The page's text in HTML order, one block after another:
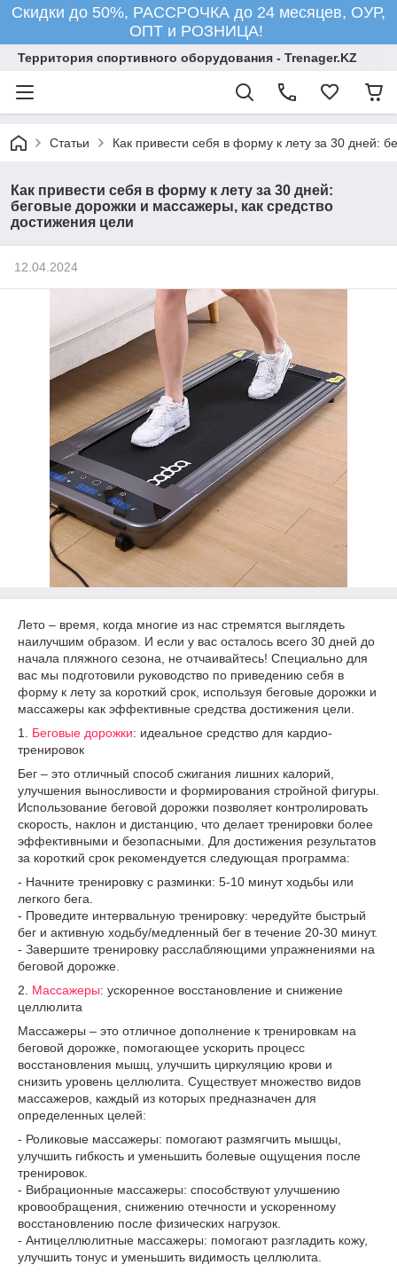
Скидки до 50%, РАССРОЧКА до 24 месяцев, ОУР,
ОПТ и РОЗНИЦА!
Территория спортивного оборудования - Trenager.KZ
Статьи Как привести себя в форму к лету за 30 дней:
Как привести себя в форму к лету за 30 дней:
беговые дорожки и массажеры, как средство
достижения цели
12.04.2024
Лето – время, когда многие из нас стремятся выглядеть
наилучшим образом. И если у вас осталось всего 30 дней до
начала пляжного сезона, не отчаивайтесь! Специально для
вас мы подготовили руководство по приведению себя в
форму к лету за короткий срок, используя беговые дорожки и
массажеры как эффективные средства достижения цели.
1. Беговые дорожки: идеальное средство для кардио-
тренировок
Бег – это отличный способ сжигания лишних калорий,
улучшения выносливости и формирования стройной фигуры.
Использование беговой дорожки позволяет контролировать
скорость, наклон и дистанцию, что делает тренировки более
эффективными и безопасными. Для достижения результатов
за короткий срок рекомендуется следующая программа:
- Начните тренировку с разминки: 5-10 минут ходьбы или
легкого бега.
- Проведите интервальную тренировку: чередуйте быстрый
бег и активную ходьбу/медленный бег в течение 20-30 минут.
- Завершите тренировку расслабляющими упражнениями на
беговой дорожке.
2. Массажеры: ускоренное восстановление и снижение
целлюлита
Массажеры – это отличное дополнение к тренировкам на
беговой дорожке, помогающее ускорить процесс
восстановления мышц, улучшить циркуляцию крови и
снизить уровень целлюлита. Существует множество видов
массажеров, каждый из которых предназначен для
определенных целей:
- Роликовые массажеры: помогают размягчить мышцы,
улучшить гибкость и уменьшить болевые ощущения после
тренировок.
- Вибрационные массажеры: способствуют улучшению
кровообращения, снижению отечности и ускоренному
восстановлению после физических нагрузок.
- Антицеллюлитные массажеры: помогают разгладить кожу,
улучшить тонус и уменьшить видимость целлюлита.